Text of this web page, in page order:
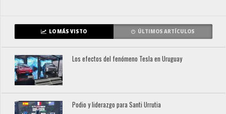
LO MÁS VISTO ÚLTIMOS ARTÍCULOS
Los efectos del fenómeno Tesla en Uruguay
Podio y liderazgo para Santi Urrutia